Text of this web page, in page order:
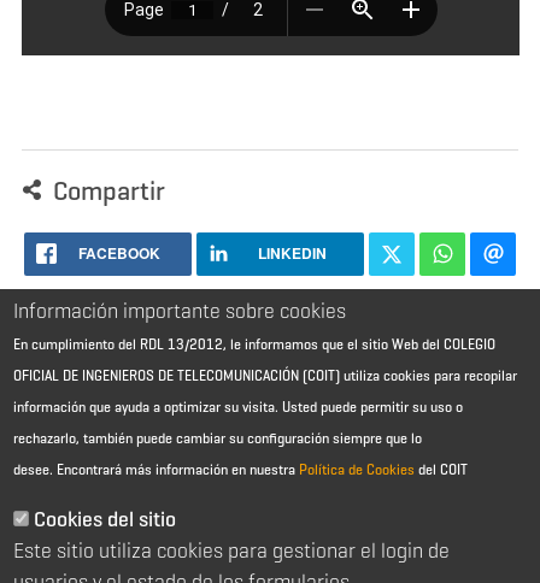
Compartir
FACEBOOK LINKEDIN
Aviso Legal - Información general
Política de cookies
Política de reembolso
Sitemap
Información importante sobre cookies
En cumplimiento del RDL 13/2012, le informamos que el sitio Web del COLEGIO
OFICIAL DE INGENIEROS DE TELECOMUNICACIÓN (COIT) utiliza cookies para recopilar
información que ayuda a optimizar su visita. Usted puede permitir su uso o
rechazarlo, también puede cambiar su configuración siempre que lo
desee. Encontrará más información en nuestra Política de Cookies del COIT
Cookies del sitio
Este sitio utiliza cookies para gestionar el login de